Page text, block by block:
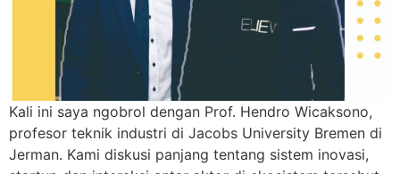
Kali ini saya ngobrol dengan Prof. Hendro Wicaksono,
profesor teknik industri di Jacobs University Bremen di
Jerman. Kami diskusi panjang tentang sistem inovasi,